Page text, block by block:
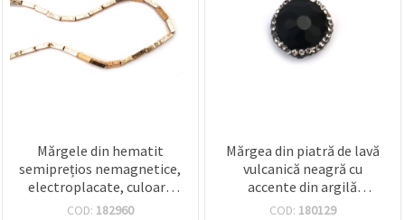
Mărgele din hematit
semiprețios nemagnetice,
electroplacate, culoare
auriu antichizat, tub
COD: 182960
Mărgea din piatră de lavă
vulcanică neagră cu
accente din argilă
polimerică și cristale,
COD: 180129